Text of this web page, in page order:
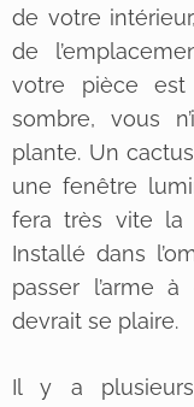
de votre
de
votre pièce
sombre, vous
plante. Un
une fenêtre
fera très vite la
Installé dans
passer l’arme
devrait se plaire.
Il y a